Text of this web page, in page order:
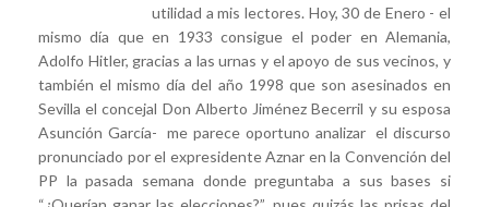
utilidad a mis lectores. Hoy, 30 de Enero - el
mismo día que en 1933 consigue el poder en Alemania,
Adolfo Hitler, gracias a las urnas y el apoyo de sus vecinos, y
también el mismo día del año 1998 que son asesinados en
Sevilla el concejal Don Alberto Jiménez Becerril y su esposa
Asunción García- me parece oportuno analizar el discurso
pronunciado por el expresidente Aznar en la Convención del
PP la pasada semana donde preguntaba a sus bases si